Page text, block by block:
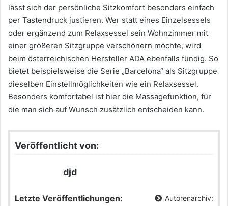
lässt sich der persönliche Sitzkomfort besonders einfach
per Tastendruck justieren. Wer statt eines Einzelsessels
oder ergänzend zum Relaxsessel sein Wohnzimmer mit
einer größeren Sitzgruppe verschönern möchte, wird
beim österreichischen Hersteller ADA ebenfalls fündig. So
bietet beispielsweise die Serie „Barcelona“ als Sitzgruppe
dieselben Einstellmöglichkeiten wie ein Relaxsessel.
Besonders komfortabel ist hier die Massagefunktion, für
die man sich auf Wunsch zusätzlich entscheiden kann.
Veröffentlicht von:
djd
Letzte Veröffentlichungen: Autorenarchiv: